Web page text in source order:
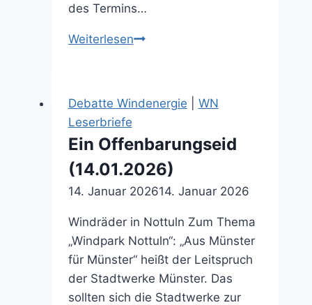
des Termins…
WeiterlesenWindkraft:
kontroverse
(18.04.2026)
Debatte Windenergie
WN
Leserbriefe
Ein Offenbarungseid
(14.01.2026)
14. Januar 202614. Januar 2026
Windräder in Nottuln Zum Thema
„Windpark Nottuln“: „Aus Münster
für Münster“ heißt der Leitspruch
der Stadtwerke Münster. Das
sollten sich die Stadtwerke zur